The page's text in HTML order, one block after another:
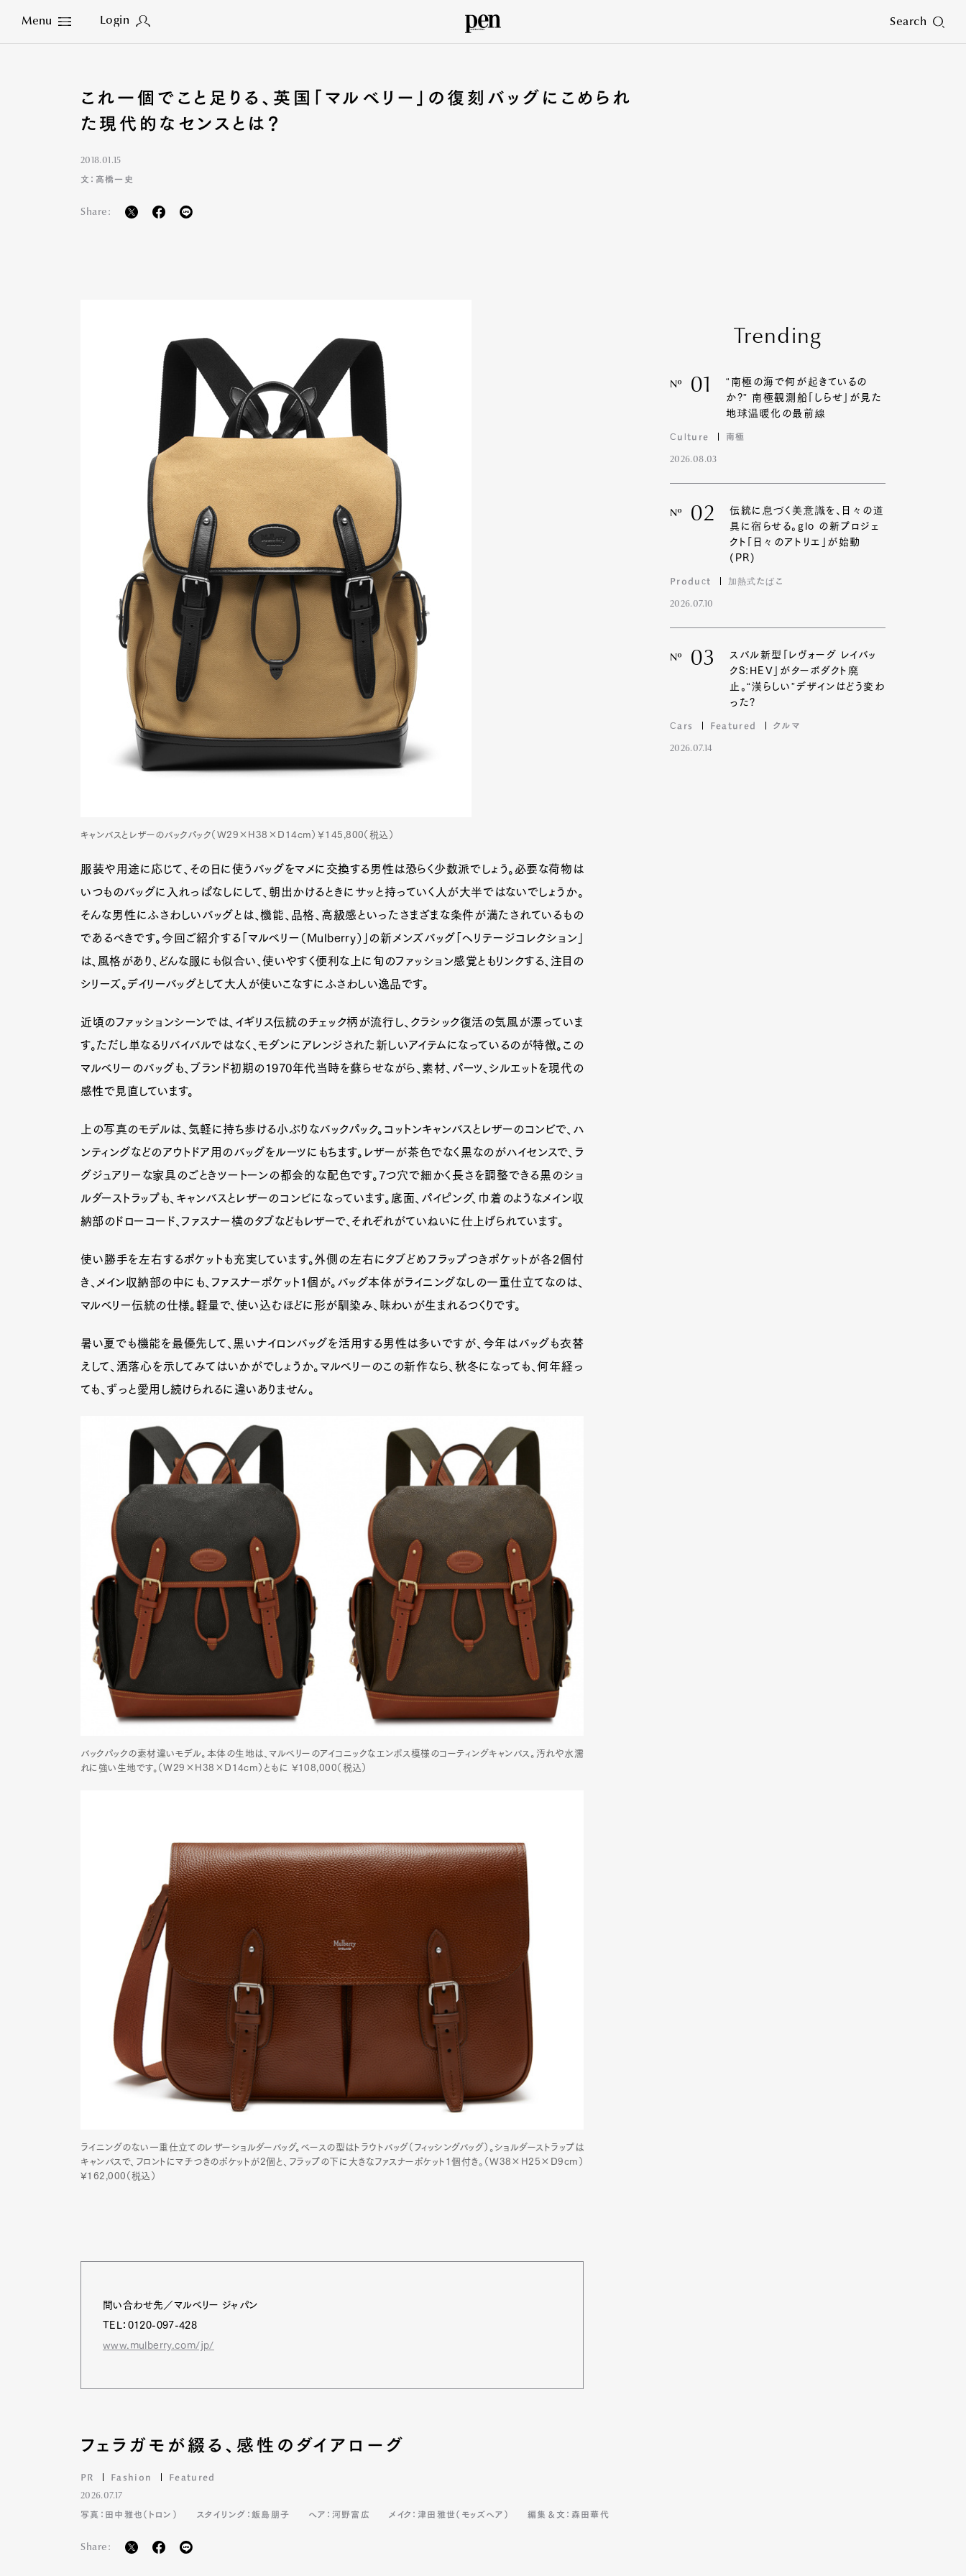
Menu Login Search
Close
Art&Design Watch
Fashion
Gourmet
Cars Product
Lifestyle
Pen Membership Magazine Official Columnist
これ一個でこと足りる、英国「マルベリー」の復刻バッグにこめられ
た現代的なセンスとは？
2018.01.15
文：高橋一史
Share:
キャンバスとレザーのバックパック（W29×H38×D14cm）￥145,800（税込）
服装や用途に応じて、その日に使うバッグをマメに交換する男性は恐らく少数派でしょう。必要な荷物は
いつものバッグに入れっぱなしにして、朝出かけるときにサッと持っていく人が大半ではないでしょうか。
そんな男性にふさわしいバッグとは、機能、品格、高級感といったさまざまな条件が満たされているもの
であるべきです。今回ご紹介する「マルベリー（Mulberry）」の新メンズバッグ「ヘリテージコレクション」
は、風格があり、どんな服にも似合い、使いやすく便利な上に旬のファッション感覚ともリンクする、注目の
シリーズ。デイリーバッグとして大人が使いこなすにふさわしい逸品です。
近頃のファッションシーンでは、イギリス伝統のチェック柄が流行し、クラシック復活の気風が漂っていま
す。ただし単なるリバイバルではなく、モダンにアレンジされた新しいアイテムになっているのが特徴。この
マルベリーのバッグも、ブランド初期の1970年代当時を蘇らせながら、素材、パーツ、シルエットを現代の
感性で見直しています。
上の写真のモデルは、気軽に持ち歩ける小ぶりなバックパック。コットンキャンバスとレザーのコンビで、ハ
ンティングなどのアウトドア用のバッグをルーツにもちます。レザーが茶色でなく黒なのがハイセンスで、ラ
グジュアリーな家具のごときツートーンの都会的な配色です。7つ穴で細かく長さを調整できる黒のショ
ルダーストラップも、キャンバスとレザーのコンビになっています。底面、パイピング、巾着のようなメイン収
納部のドローコード、ファスナー横のタブなどもレザーで、それぞれがていねいに仕上げられています。
使い勝手を左右するポケットも充実しています。外側の左右にタブどめフラップつきポケットが各2個付
き、メイン収納部の中にも、ファスナーポケット1個が。バッグ本体がライニングなしの一重仕立てなのは、
マルベリー伝統の仕様。軽量で、使い込むほどに形が馴染み、味わいが生まれるつくりです。
暑い夏でも機能を最優先して、黒いナイロンバッグを活用する男性は多いですが、今年はバッグも衣替
えして、洒落心を示してみてはいかがでしょうか。マルベリーのこの新作なら、秋冬になっても、何年経っ
ても、ずっと愛用し続けられるに違いありません。
バックパックの素材違いモデル。本体の生地は、マルベリーのアイコニックなエンボス模様のコーティングキャンバス。汚れや水濡
れに強い生地です。（W29×H38×D14cm）ともに ¥108,000（税込）
ライニングのない一重仕立てのレザーショルダーバッグ。ベースの型はトラウトバッグ（フィッシングバッグ）。ショルダーストラップは
キャンバスで、フロントにマチつきのポケットが2個と、フラップの下に大きなファスナーポケット1個付き。（W38×H25×D9cm）
¥162,000（税込）
問い合わせ先／マルベリー ジャパン
TEL：0120-097-428
www.mulberry.com/jp/
Trending
Nº 01
“南極の海で何が起きているの
か?” 南極観測船「しらせ」が見た
地球温暖化の最前線
Culture 南極
2026.08.03
Nº 02
伝統に息づく美意識を、日々の道
具に宿らせる。glo の新プロジェ
クト「日々のアトリエ」が始動
(PR)
Product 加熱式たばこ
2026.07.10
Nº 03
スバル新型「レヴォーグ レイバッ
クS:HEV」がターボダクト廃
止。“漢らしい”デザインはどう変わ
った?
Cars Featured クルマ
2026.07.14
フェラガモが綴る、感性のダイアローグ
PR Fashion Featured
2026.07.17
写真：田中雅也（トロン） スタイリング：飯島朋子 ヘア：河野富広 メイク：津田雅世（モッズヘア） 編集＆文：森田華代
Share: